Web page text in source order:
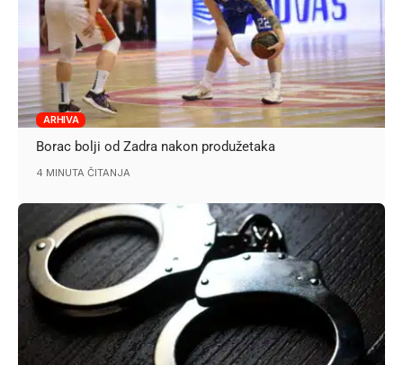
ARHIVA
Borac bolji od Zadra nakon produžetaka
4 MINUTA ČITANJA